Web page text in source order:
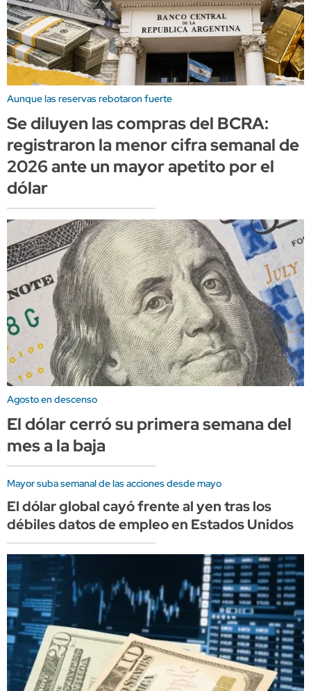
Aunque las reservas rebotaron fuerte
Se diluyen las compras del BCRA:
registraron la menor cifra semanal de
2026 ante un mayor apetito por el
dólar
Agosto en descenso
El dólar cerró su primera semana del
mes a la baja
Mayor suba semanal de las acciones desde mayo
El dólar global cayó frente al yen tras los
débiles datos de empleo en Estados Unidos